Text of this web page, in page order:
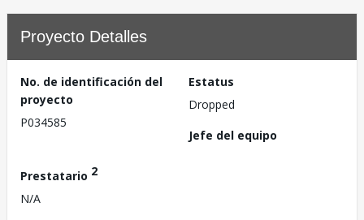
Proyecto Detalles
No. de identificación del
proyecto
P034585
Estatus
Dropped
Jefe del equipo
Prestatario 2
N/A